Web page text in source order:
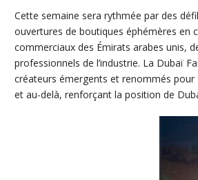
Cette semaine sera rythmée par des
ouvertures de boutiques éphémères en
commerciaux des Émirats arabes unis,
professionnels de l’industrie. La Dubaï
créateurs émergents et renommés
et au-delà, renforçant la position de